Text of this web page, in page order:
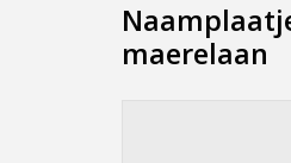
maerelaan